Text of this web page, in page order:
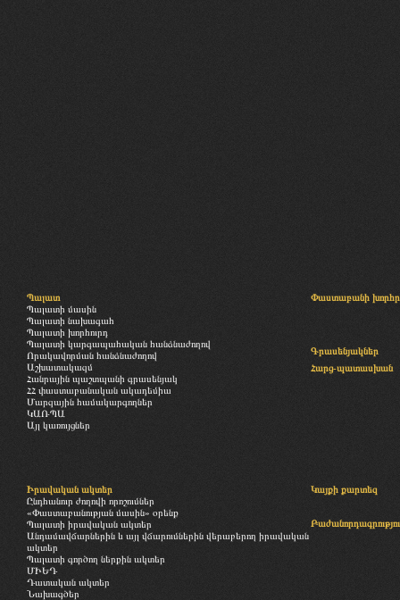
Պալատ
Պալատի մասին
Պալատի նախագահ
Պալատի խորհուրդ
Պալատի կարգապահական հանձնաժողով
Որակավորման հանձնաժողով
Աշխատակազմ
Հանրային պաշտպանի գրասենյակ
ՀՀ փաստաբանական ակադեմիա
Մարզային համակարգողներ
ԿԱՌՊԱ
Այլ կառույցներ
Փաստաբանի
Գրասենյակներ
Հարց-պատասխան
Իրավական ակտեր
Ընդհանուր ժողովի որոշումներ
«Փաստաբանության մասին» օրենք
Պալատի իրավական ակտեր
Անդամավճարներին և այլ վճարումներին վերաբերող իրավական
ակտեր
Պալատի գործող ներքին ակտեր
ՄԻԵԴ
Դատական ակտեր
Նախագծեր
Կայքի քարտեզ